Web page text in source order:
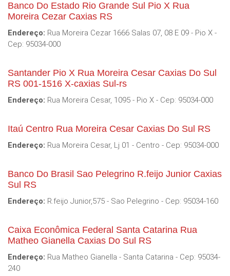
Banco Do Estado Rio Grande Sul Pio X Rua
Moreira Cezar Caxias RS
Endereço: Rua Moreira Cezar 1666 Salas 07, 08 E 09 - Pio X -
Cep: 95034-000
Santander Pio X Rua Moreira Cesar Caxias Do Sul
RS 001-1516 X-caxias Sul-rs
Endereço: Rua Moreira Cesar, 1095 - Pio X - Cep: 95034-000
Itaú Centro Rua Moreira Cesar Caxias Do Sul RS
Endereço: Rua Moreira Cesar, Lj 01 - Centro - Cep: 95034-000
Banco Do Brasil Sao Pelegrino R.feijo Junior Caxias
Sul RS
Endereço: R.feijo Junior,575 - Sao Pelegrino - Cep: 95034-160
Caixa Econômica Federal Santa Catarina Rua
Matheo Gianella Caxias Do Sul RS
Endereço: Rua Matheo Gianella - Santa Catarina - Cep: 95034-
240